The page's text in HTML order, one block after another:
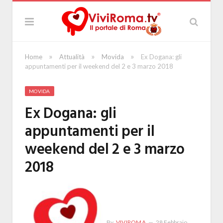
Home » Attualità » Movida »
Ex Dogana: gli
appuntamenti per il weekend del 2 e 3 marzo 2018
MOVIDA
Ex Dogana: gli
appuntamenti per il
weekend del 2 e 3 marzo
2018